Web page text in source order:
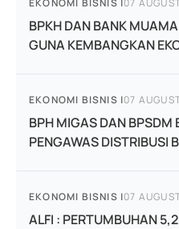
EKONOMI BISNIS |07
BPKH DAN BANK
GUNA KEMBANGKAN
EKONOMI BISNIS |07
BPH MIGAS DAN BPSDM
PENGAWAS DISTRIBUSI
EKONOMI BISNIS |07
ALFI : PERTUMBUHAN